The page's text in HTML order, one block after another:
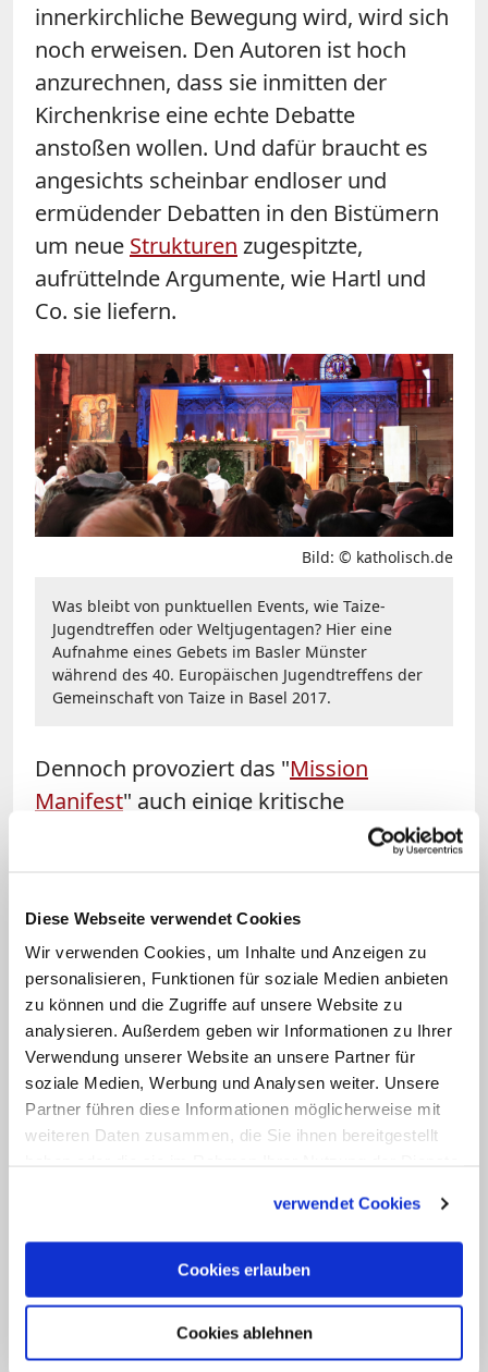
Diese Webseite verwendet Cookies
Wir verwenden Cookies, um Inhalte und Anzeigen zu
personalisieren, Funktionen für soziale Medien anbieten
zu können und die Zugriffe auf unsere Website zu
analysieren. Außerdem geben wir Informationen zu Ihrer
Verwendung unserer Website an unsere Partner für
soziale Medien, Werbung und Analysen weiter. Unsere
Partner führen diese Informationen möglicherweise mit
weiteren Daten zusammen, die Sie ihnen bereitgestellt
verwendet Cookies
Cookies erlauben
Cookies ablehnen
innerkirchliche Bewegung wird, wird sich
noch erweisen. Den Autoren ist hoch
anzurechnen, dass sie inmitten der
Kirchenkrise eine echte Debatte
anstoßen wollen. Und dafür braucht es
angesichts scheinbar endloser und
ermüdender Debatten in den Bistümern
um neue Strukturen zugespitzte,
aufrüttelnde Argumente, wie Hartl und
Co. sie liefern.
Bild: © katholisch.de
Was bleibt von punktuellen Events, wie Taize-
Jugendtreffen oder Weltjugentagen? Hier eine
Aufnahme eines Gebets im Basler Münster
während des 40. Europäischen Jugendtreffens der
Gemeinschaft von Taize in Basel 2017.
Dennoch provoziert das "Mission
Manifest" auch einige kritische
Gegenfragen. Bisweilen schießt die
berechtigte Kritik über das Ziel hinaus,
Bezug auf die Gemeinden. Dort verstehe
man bisweilen noch nicht, "dass eine
andere Zeit gekommen ist" heißt es in
einem Kapitel, das "Feuer und die Liebe"
des Glaubens seien bisweilen nicht mehr
spürbar. In einer Aufzählung von Quellen
authentischer Gotteserfahrungen für
über Alphakurs, Prayerfestival, Lobpreis
aber die ganz normale Gruppenstunde in
der Gemeinde oder bei den Pfadfindern
fehlt. Diese herkömmlichen Angebote,
die jede Woche überall in Deutschland